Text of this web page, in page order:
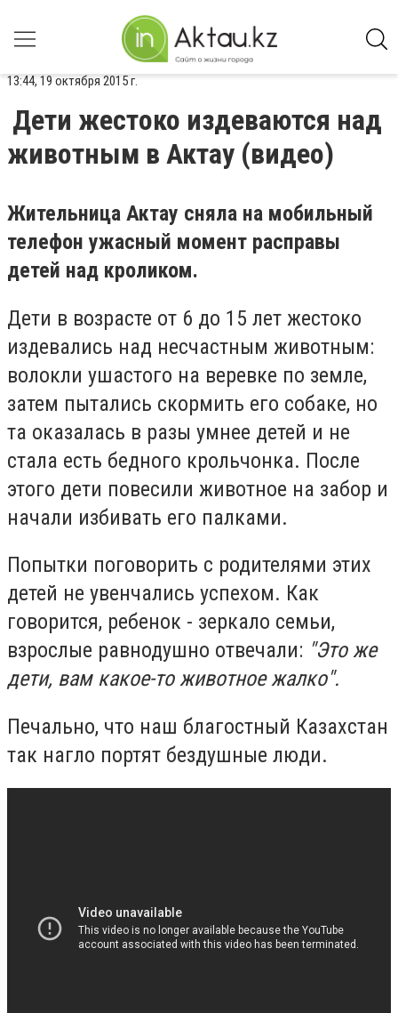
13:44, 19 октября 2015 г.
Дети жестоко издеваются над
животным в Актау (видео)
Жительница Актау сняла на мобильный
телефон ужасный момент расправы
детей над кроликом.
Дети в возрасте от 6 до 15 лет жестоко
издевались над несчастным животным:
волокли ушастого на веревке по земле,
затем пытались скормить его собаке, но
та оказалась в разы умнее детей и не
стала есть бедного крольчонка. После
этого дети повесили животное на забор и
начали избивать его палками.
Попытки поговорить с родителями этих
детей не увенчались успехом. Как
говорится, ребенок - зеркало семьи,
взрослые равнодушно отвечали: "Это же
дети, вам какое-то животное жалко".
Печально, что наш благостный Казахстан
так нагло портят бездушные люди.